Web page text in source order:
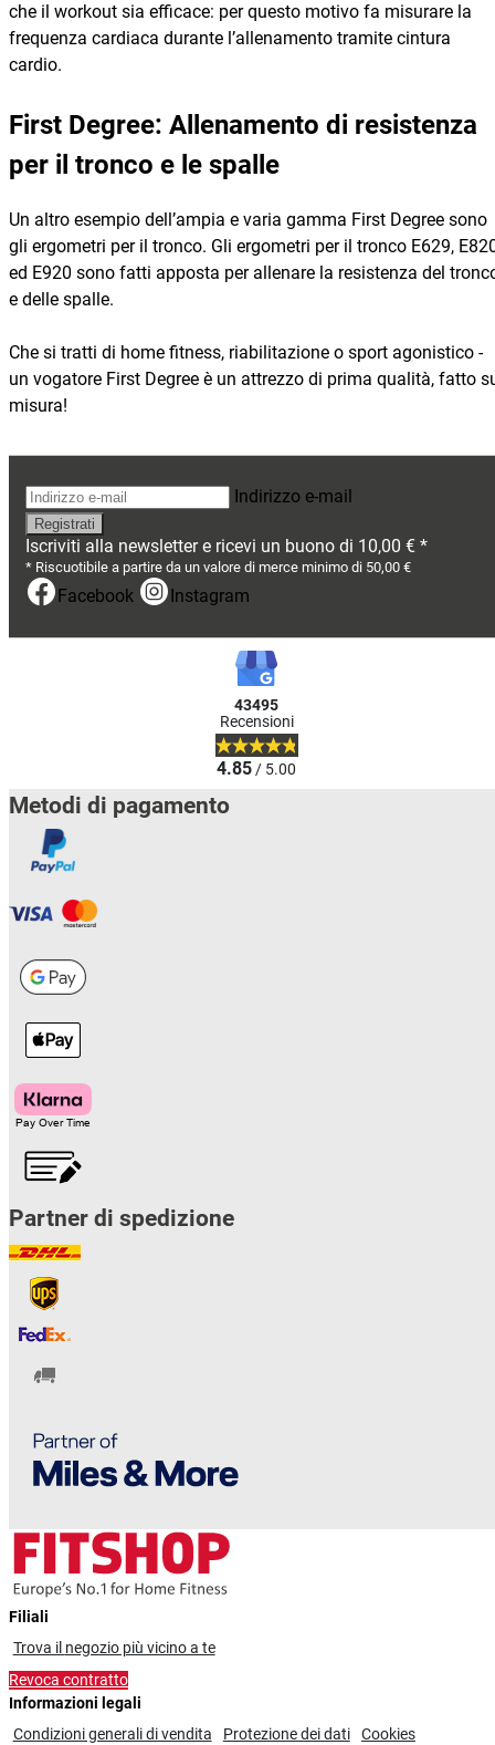
che il workout sia efficace: per questo motivo fa misurare la
frequenza cardiaca durante l’allenamento tramite cintura
cardio.
First Degree: Allenamento di resistenza
per il tronco e le spalle
Un altro esempio dell’ampia e varia gamma First Degree sono
gli ergometri per il tronco. Gli ergometri per il tronco E629,
ed E920 sono fatti apposta per allenare la resistenza del
e delle spalle.
Che si tratti di home fitness, riabilitazione o sport agonistico -
un vogatore First Degree è un attrezzo di prima qualità, fatto
misura!
Indirizzo e-mail
Iscriviti alla newsletter e ricevi un buono di 10,00 € *
* Riscuotibile a partire da un valore di merce minimo di 50,00 €
Facebook Instagram
43495
Recensioni
4.85/ 5.00
Metodi di pagamento
Partner di spedizione
Filiali
Trova il negozio più vicino a te
Revoca contratto
Informazioni legali
Condizioni generali di vendita
Protezione dei dati Cookies